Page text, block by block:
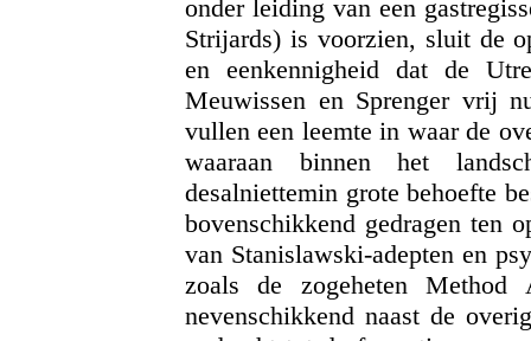
onder leiding van een
Strijards) is voorzien, sluit de
en eenkennigheid dat de
Meuwissen en Sprenger vrij
vullen een leemte in waar de
waaraan binnen het
desalniettemin grote behoefte
bovenschikkend gedragen ten
van Stanislawski-adepten en
zoals de zogeheten
nevenschikkend naast de